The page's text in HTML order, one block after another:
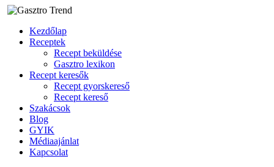
Kezdőlap
Receptek
Recept beküldése
Gasztro lexikon
Recept keresők
Recept gyorskereső
Recept kereső
Szakácsok
Blog
GYIK
Médiaajánlat
Kapcsolat